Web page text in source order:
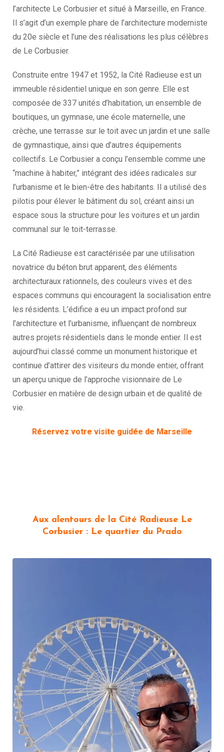
l’architecte Le Corbusier et situé à Marseille, en France.
Il s’agit d’un exemple phare de l’architecture moderniste
du 20e siècle et l’une des réalisations les plus célèbres
de Le Corbusier.
Construite entre 1947 et 1952, la Cité Radieuse est un
immeuble résidentiel unique en son genre. Elle est
composée de 337 unités d’habitation, un ensemble de
boutiques, un gymnase, une école maternelle, une
crèche, une terrasse sur le toit avec un jardin et une salle
de gymnastique, ainsi que d’autres équipements
collectifs. Le Corbusier a conçu l’ensemble comme une
“machine à habiter,” intégrant des idées radicales sur
l’urbanisme et le bien-être des habitants. Il a utilisé des
pilotis pour élever le bâtiment du sol, créant ainsi un
espace sous la structure pour les voitures et un jardin
communal sur le toit-terrasse.
La Cité Radieuse est caractérisée par une utilisation
novatrice du béton brut apparent, des éléments
architecturaux rationnels, des couleurs vives et des
espaces communs qui encouragent la socialisation entre
les résidents. L’édifice a eu un impact profond sur
l’architecture et l’urbanisme, influençant de nombreux
autres projets résidentiels dans le monde entier. Il est
aujourd’hui classé comme un monument historique et
continue d’attirer des visiteurs du monde entier, offrant
un aperçu unique de l’approche visionnaire de Le
Corbusier en matière de design urbain et de qualité de
vie.
Réservez votre visite guidée de Marseille
Aux alentours de la Cité Radieuse Le
Corbusier : Le quartier du Prado